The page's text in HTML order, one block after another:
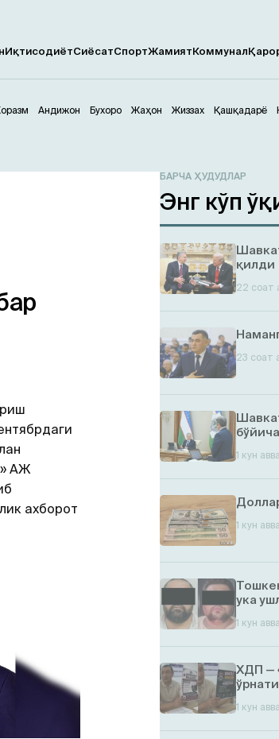
ИқтисодиётСиёсатСпортЖамиятКоммунал
Андижон Бухоро Жаҳон Жиззах Қашқадарё
АЖ
ахборот
БАРЧА ҲУДУДЛАР
Энг кўп
қилди
22 соат
23 соат
1 кун
1 кун
ука
1 кун
ХДП —
1 кун